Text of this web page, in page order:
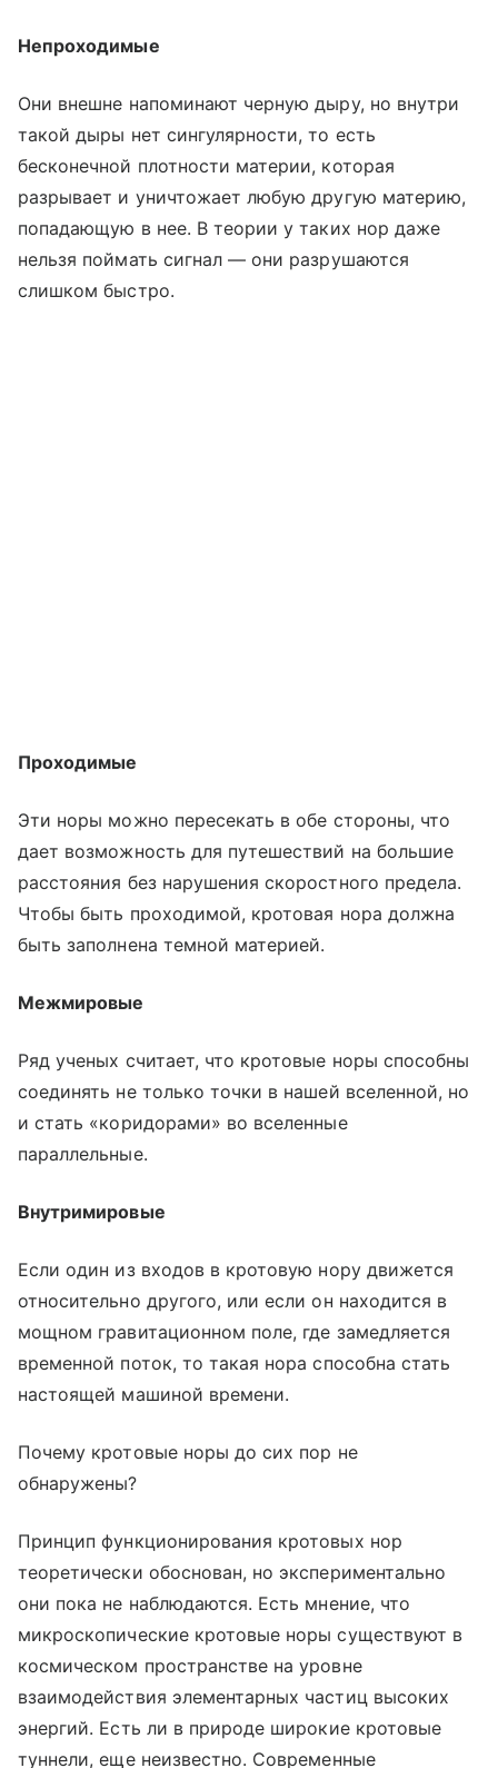
Непроходимые
Они внешне напоминают черную дыру, но внутри
такой дыры нет сингулярности, то есть
бесконечной плотности материи, которая
разрывает и уничтожает любую другую материю,
попадающую в нее. В теории у таких нор даже
нельзя поймать сигнал — они разрушаются
слишком быстро.
Проходимые
Эти норы можно пересекать в обе стороны, что
дает возможность для путешествий на большие
расстояния без нарушения скоростного предела.
Чтобы быть проходимой, кротовая нора должна
быть заполнена темной материей.
Межмировые
Ряд ученых считает, что кротовые норы способны
соединять не только точки в нашей вселенной, но
и стать «коридорами» во вселенные
параллельные.
Внутримировые
Если один из входов в кротовую нору движется
относительно другого, или если он находится в
мощном гравитационном поле, где замедляется
временной поток, то такая нора способна стать
настоящей машиной времени.
Почему кротовые норы до сих пор не
обнаружены?
Принцип функционирования кротовых нор
теоретически обоснован, но экспериментально
они пока не наблюдаются. Есть мнение, что
микроскопические кротовые норы существуют в
космическом пространстве на уровне
взаимодействия элементарных частиц высоких
энергий. Есть ли в природе широкие кротовые
туннели, еще неизвестно. Современные